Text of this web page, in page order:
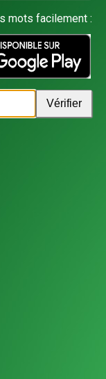
mots facilement :